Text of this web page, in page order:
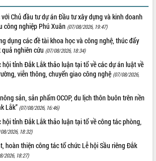
Minh
có công với
thiết chế
yêu cầu
Lắk gặp
cốt liệt sĩ
Sơn Hòa
khăn trong
khai quy
Chủ đầu tư dự án Đầu tư xây dựng và kinh doanh
công nghiệp Phú Xuân (07/08/2026, 19:47)
dụng các đề tài khoa học và công nghệ, thúc đẩy
nghiên cứu (07/08/2026, 18:34)
hội tỉnh Đắk Lắk thảo luận tại tổ về các dự án luật về
viễn thông, chuyển giao công nghệ (07/08/2026,
sản, sản phẩm OCOP, du lịch thôn buôn trên nền
Lắk” (07/08/2026, 16:46)
hội tỉnh Đắk Lắk thảo luận tại tổ về công tác phòng,
2026, 18:32)
hoàn thiện công tác tổ chức Lễ hội Sầu riêng Đắk
2026, 18:27)